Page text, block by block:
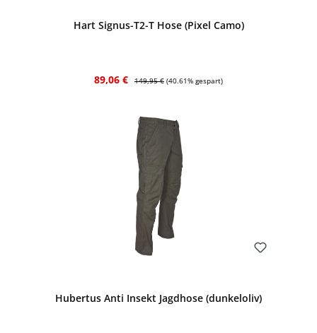
Hart Signus-T2-T Hose (Pixel Camo)
Verkaufspreis:
89,06 € Regulärer Preis:
149,95 € (40.61% gespart)
Hubertus Anti Insekt Jagdhose (dunkeloliv)